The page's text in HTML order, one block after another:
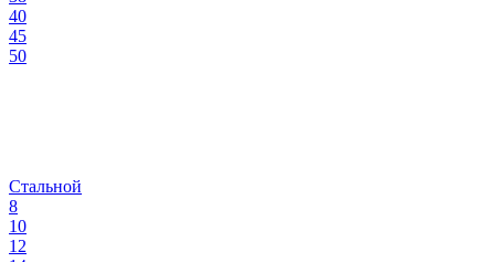
40
45
50
Стальной
8
10
12